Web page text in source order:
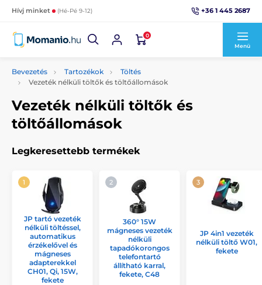
Hívj minket (Hé-Pé 9-12) +36 1 445 2687
0
Menü
Bevezetés Tartozékok
Töltés
Vezeték nélküli töltők és töltőállomások
Vezeték nélküli töltők és
töltőállomások
Legkeresettebb termékek
JP tartó vezeték
nélküli töltéssel,
automatikus
érzékelővel és
mágneses
adapterekkel
CH01, Qi, 15W,
fekete
360° 15W
mágneses vezeték
nélküli
tapadókorongos
telefontartó
állítható karral,
fekete, C48
JP 4in1 vezeték
nélküli töltő W01,
fekete